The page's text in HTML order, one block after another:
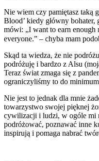
Nie wiem czy pamiętasz taką
Blood’ kiedy główny
mówi: „I want to earn enough
everyone.” – chyba mam
Skąd ta wiedza, że nie
podróżuję i bardzo z Alsu
Teraz świat zmaga się z
ograniczyliśmy to do
Nie jest to jednak dla mnie
towarzystwo swojej pięknej
cywilizacji i ludzi, w ogóle mi
podróżować, poznawać inne
inspirują i pomaga nabrać